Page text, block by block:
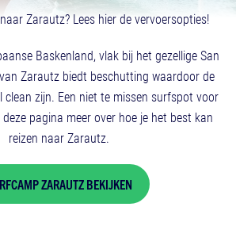
Zarautz? Lees hier de vervoersopties!
Baskenland, vlak bij het gezellige San
Zarautz biedt beschutting waardoor de
clean zijn. Een niet te missen surfspot voor
pagina meer over hoe je het best kan
reizen naar Zarautz.
ZARAUTZ BEKIJKEN